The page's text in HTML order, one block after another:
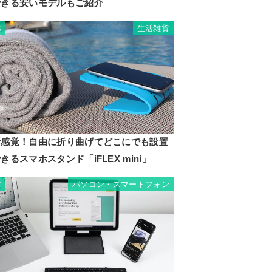
る安いモデルもご紹介
生活雑貨
覚！自由に折り曲げてどこにでも設置
るスマホスタンド「iFLEX mini」
パソコン・スマートフォン